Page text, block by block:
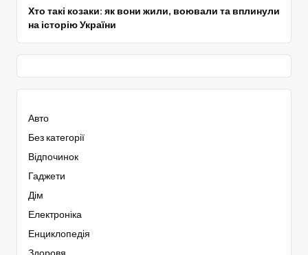
Хто такі козаки: як вони жили, воювали та вплинули
на історію України
Авто
Без категорії
Відпочинок
Гаджети
Дім
Електроніка
Енциклопедія